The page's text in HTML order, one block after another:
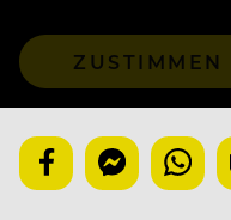
ZUSTIMMEN